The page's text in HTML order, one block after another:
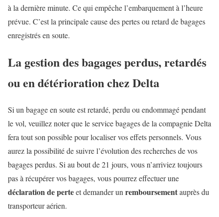
à la dernière minute. Ce qui empêche l’embarquement à l’heure
prévue. C’est la principale cause des pertes ou retard de bagages
enregistrés en soute.
La gestion des bagages perdus, retardés
ou en détérioration chez Delta
Si un bagage en soute est retardé, perdu ou endommagé pendant
le vol, veuillez noter que le service bagages de la compagnie Delta
fera tout son possible pour localiser vos effets personnels. Vous
aurez la possibilité de suivre l’évolution des recherches de vos
bagages perdus. Si au bout de21 jours, vous n’arriviez toujours
pas à récupérer vos bagages, vous pourrez effectuer une
déclaration de perteet demander un remboursementauprès du
transporteur aérien.